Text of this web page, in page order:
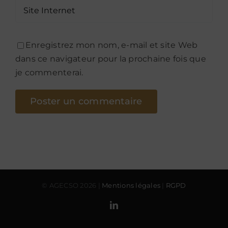
Enregistrez mon nom, e-mail et site Web
dans ce navigateur pour la prochaine fois que
je commenterai.
© AGECSO 2026 | Mentions légales RGPD
LinkedIn